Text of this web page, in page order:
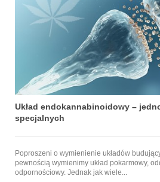
Układ endokannabinoidowy –
specjalnych
Poproszeni o wymienienie układów
pewnością wymienimy układ pokarmowy,
odpornościowy. Jednak jak wiele...